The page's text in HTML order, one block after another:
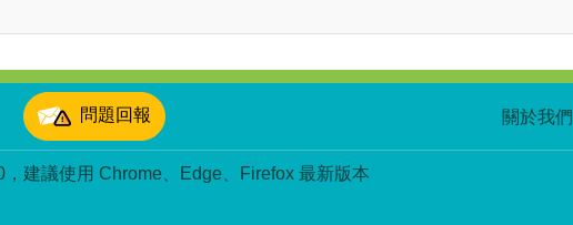
問題回報
關於我們
建議使用 Chrome、Edge、Firefox 最新版本